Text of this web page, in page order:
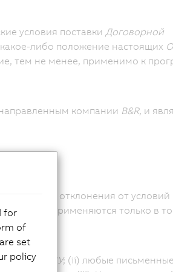
условия поставки Договорной
либо положение настоящих
тем не менее, применимо к
компании B&R, и
а также отклонения от условий
заказ
, применяются только в
ОПУ; (ii) любые
for
of
set
policy